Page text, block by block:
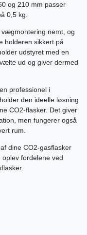
og 210 mm passer
0,5 kg.
nemt, og
holderen sikkert på
udstyret med en
ud og giver dermed
professionel i
den ideelle løsning
CO2-flasker. Det giver
men fungerer også
rum.
dine CO2-gasflasker
oplev fordelene ved